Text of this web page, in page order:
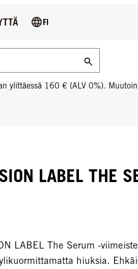
ylittäessä 160 € (ALV 0%).
FI
LABEL THE
LABEL The Serum -
hiuksia.